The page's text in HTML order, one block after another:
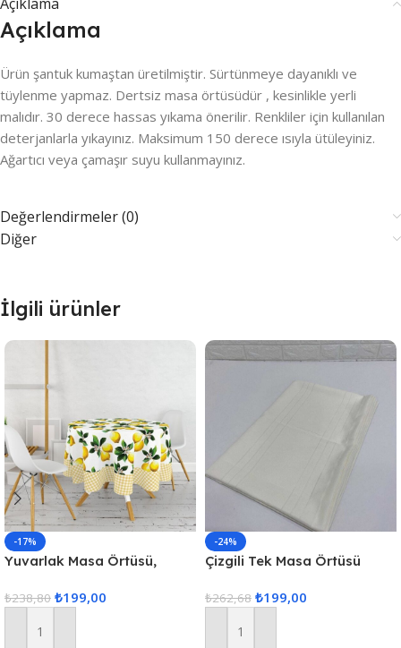
Açıklama
Ürün şantuk kumaştan üretilmiştir. Sürtünmeye dayanıklı ve
tüylenme yapmaz. Dertsiz masa örtüsüdür , kesinlikle yerli
malıdır. 30 derece hassas yıkama önerilir. Renkliler için kullanılan
deterjanlarla yıkayınız. Maksimum 150 derece ısıyla ütüleyiniz.
Ağartıcı veya çamaşır suyu kullanmayınız.
Değerlendirmeler (0)
Diğer
İlgili ürünler
-17%
Yuvarlak Masa Örtüsü,
₺238,80 ₺199,00
Sepete Ekle
-24%
Çizgili Tek Masa Örtüsü
₺262,68 ₺199,00
Sepete Ekle